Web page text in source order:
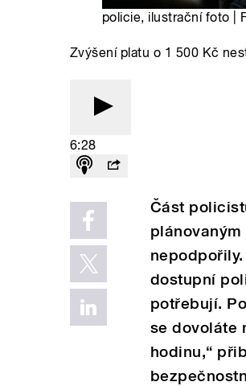
policie, ilustrační foto |
Zvýšení platu o 1 500 Kč
6:28
Část
dostupní
potřebují.
se dovoláte
hodinu,“